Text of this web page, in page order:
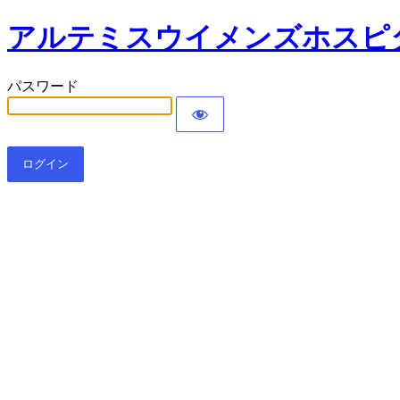
アルテミスウイメンズホスピ
パスワード